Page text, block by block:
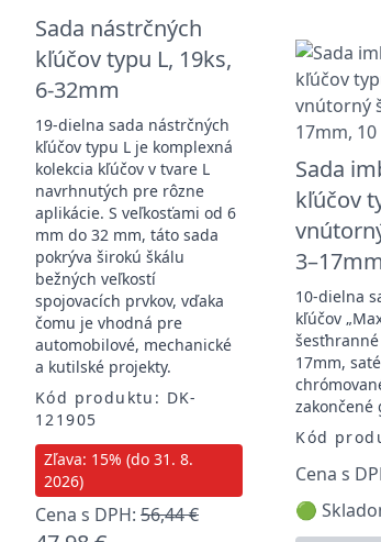
Sada nástrčných
kľúčov typu L, 19ks,
6-32mm
19-dielna sada nástrčných
kľúčov typu L je komplexná
kolekcia kľúčov v tvare L
navrhnutých pre rôzne
aplikácie. S veľkosťami od 6
mm do 32 mm, táto sada
pokrýva širokú škálu
bežných veľkostí
spojovacích prvkov, vďaka
čomu je vhodná pre
automobilové, mechanické
a kutilské projekty.
Kód produktu: DK-
121905
Zľava: 15% (do 31. 8.
2026)
Cena s DPH: 56,44 €
Sada
kľúčov
10-dielna
kľúčov
17mm,
zakončené
Kód
Cena s
🟢